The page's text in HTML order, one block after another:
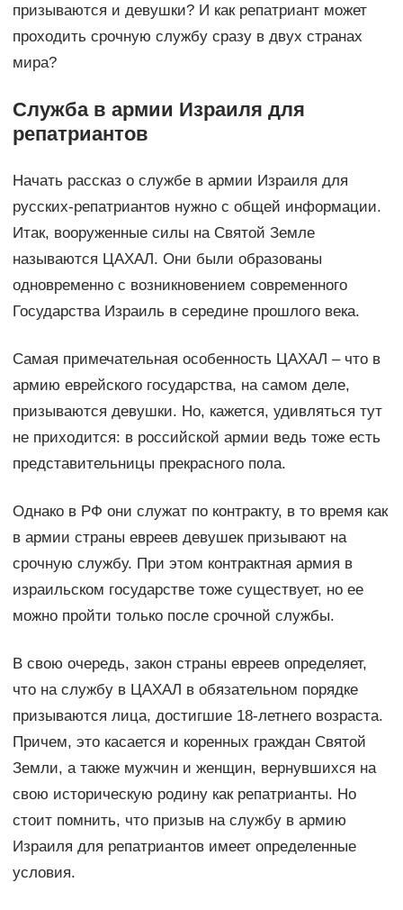
призываются и девушки? И как репатриант может
проходить срочную службу сразу в двух странах
мира?
Служба в армии Израиля для
репатриантов
Начать рассказ о службе в армии Израиля для
русских-репатриантов нужно с общей информации.
Итак, вооруженные силы на Святой Земле
называются ЦАХАЛ. Они были образованы
одновременно с возникновением современного
Государства Израиль в середине прошлого века.
Самая примечательная особенность ЦАХАЛ – что в
армию еврейского государства, на самом деле,
призываются девушки. Но, кажется, удивляться тут
не приходится: в российской армии ведь тоже есть
представительницы прекрасного пола.
Однако в РФ они служат по контракту, в то время как
в армии страны евреев девушек призывают на
срочную службу. При этом контрактная армия в
израильском государстве тоже существует, но ее
можно пройти только после срочной службы.
В свою очередь, закон страны евреев определяет,
что на службу в ЦАХАЛ в обязательном порядке
призываются лица, достигшие 18-летнего возраста.
Причем, это касается и коренных граждан Святой
Земли, а также мужчин и женщин, вернувшихся на
свою историческую родину как репатрианты. Но
стоит помнить, что призыв на службу в армию
Израиля для репатриантов имеет определенные
условия.